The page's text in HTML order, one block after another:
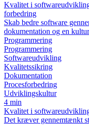
Kvalitet i
forbedring
Skab bedre software
dokumentation og en
Programmering
Programmering
Softwareudvikling
Kvalitetssikring
Dokumentation
Procesforbedring
Udviklingskultur
4 min
Kvalitet i
Det kræver gennemtænkt